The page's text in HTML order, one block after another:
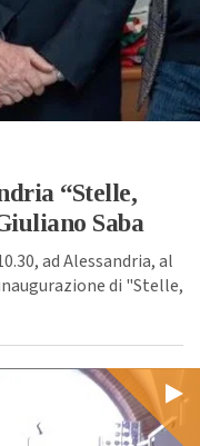
“Stelle,
Saba
ad Alessandria, al
di "Stelle,